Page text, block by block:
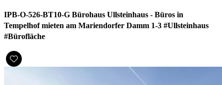
IPB-O-526-BT10-G Bürohaus Ullsteinhaus - Büros in
Tempelhof mieten am Mariendorfer Damm 1-3 #Ullsteinhaus
#Bürofläche